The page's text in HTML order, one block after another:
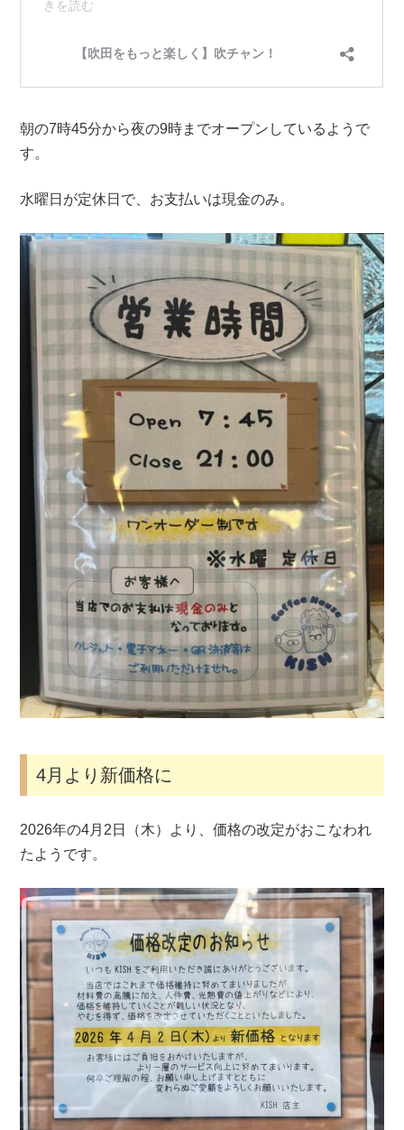
朝の7時45分から夜の9時までオープンしているようで
す。
水曜日が定休日で、お支払いは現金のみ。
4月より新価格に
2026年の4月2日（木）より、価格の改定がおこなわれ
たようです。